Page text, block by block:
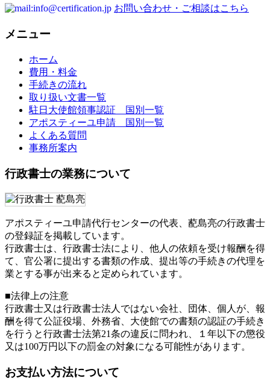
お問い合わせ・ご相談はこちら
メニュー
ホーム
費用・料金
手続きの流れ
取り扱い文書一覧
駐日大使館領事認証 国別一覧
アポスティーユ申請 国別一覧
よくある質問
事務所案内
行政書士の業務について
アポスティーユ申請代行センターの代表、蓜島亮の行政書士
の登録証を掲載しています。
行政書士は、行政書士法により、他人の依頼を受け報酬を得
て、官公署に提出する書類の作成、提出等の手続きの代理を
業とする事が出来ると定められています。
■法律上の注意
行政書士又は行政書士法人ではない会社、団体、個人が、報
酬を得て公証役場、外務省、大使館での書類の認証の手続き
を行うと行政書士法第21条の違反に問われ、
１年以下の懲役
又は100万円以下の罰金の対象になる可能性があります。
お支払い方法について